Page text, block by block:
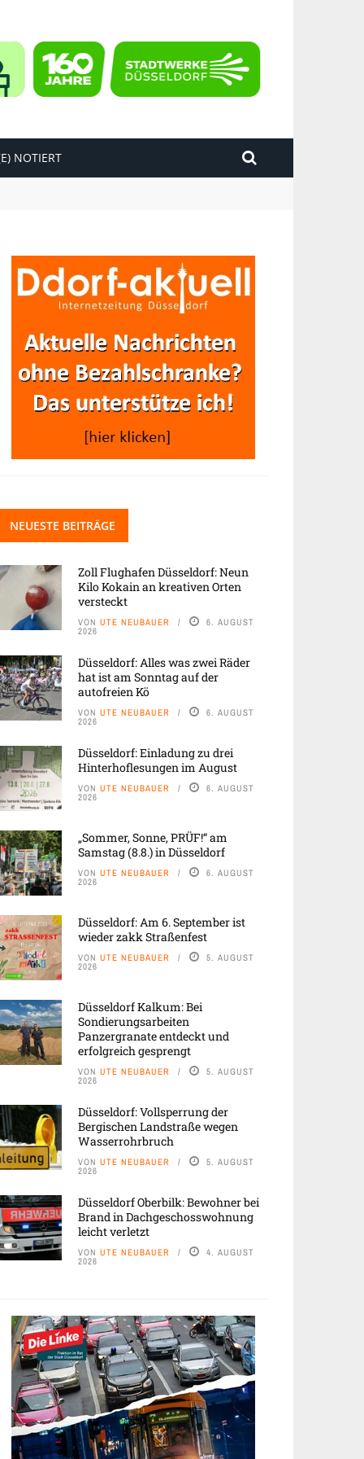
NOTIERT
NEUESTE BEITRÄGE
Zoll Flughafen Düsseldorf: Neun
Kilo Kokain an kreativen Orten
versteckt
VON UTE NEUBAUER 6. AUGUST
2026
Düsseldorf: Alles was zwei Räder
hat ist am Sonntag auf der
autofreien Kö
VON UTE NEUBAUER 6. AUGUST
2026
Düsseldorf: Einladung zu drei
Hinterhoflesungen im August
VON UTE NEUBAUER 6. AUGUST
2026
„Sommer, Sonne, PRÜF!“ am
Samstag (8.8.) in Düsseldorf
VON UTE NEUBAUER 6. AUGUST
2026
Düsseldorf: Am 6. September ist
wieder zakk Straßenfest
VON UTE NEUBAUER 5. AUGUST
2026
Düsseldorf Kalkum: Bei
Sondierungsarbeiten
Panzergranate entdeckt und
erfolgreich gesprengt
VON UTE NEUBAUER 5. AUGUST
2026
Düsseldorf: Vollsperrung der
Bergischen Landstraße wegen
Wasserrohrbruch
VON UTE NEUBAUER 5. AUGUST
2026
Düsseldorf Oberbilk: Bewohner bei
Brand in Dachgeschosswohnung
leicht verletzt
VON UTE NEUBAUER 4. AUGUST
2026